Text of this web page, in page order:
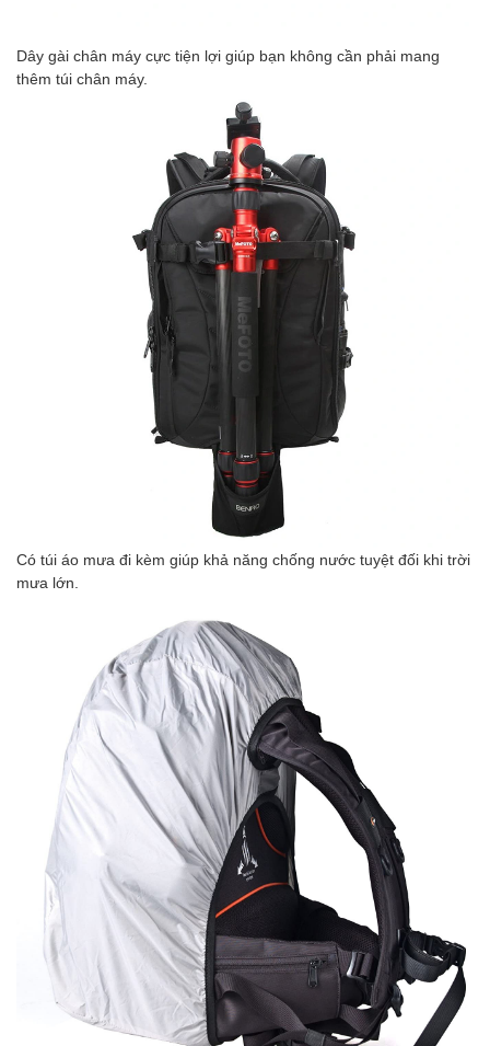
Dây gài chân máy cực tiện lợi giúp bạn không cần phải mang
thêm túi chân máy.
Có túi áo mưa đi kèm giúp khả năng chống nước tuyệt đối khi trời
mưa lớn.